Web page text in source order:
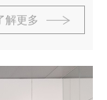
降本，为当地患
解更多